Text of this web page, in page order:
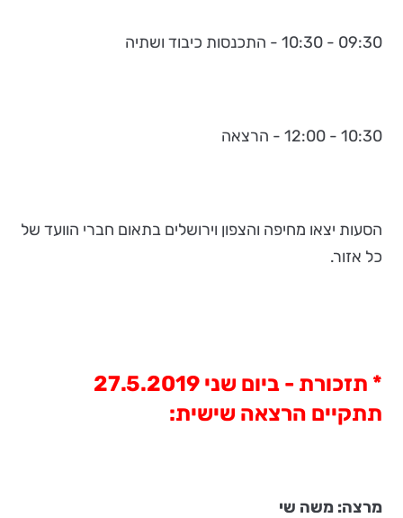
09:30 - 10:30 - התכנסות כיבוד ושתיה
10:30 - 12:00 - הרצאה
הסעות יצאו מחיפה והצפון וירושלים בתאום חברי הוועד של
כל אזור.
* תזכורת - ביום שני 27.5.2019
תתקיים הרצאה שישית:
מרצה: משה שי